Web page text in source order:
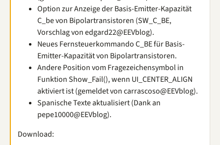
Option zur Anzeige der Basis-Emitter-Kapazität
C_be von Bipolartransistoren (SW_C_BE,
Vorschlag von edgard22@EEVblog).
Neues Fernsteuerkommando C_BE für Basis-
Emitter-Kapazität von Bipolartransistoren.
Andere Position vom Fragezeichensymbol in
Funktion Show_Fail(), wenn UI_CENTER_ALIGN
aktiviert ist (gemeldet von carrascoso@EEVblog).
Spanische Texte aktualisiert (Dank an
pepe10000@EEVblog).
Download: